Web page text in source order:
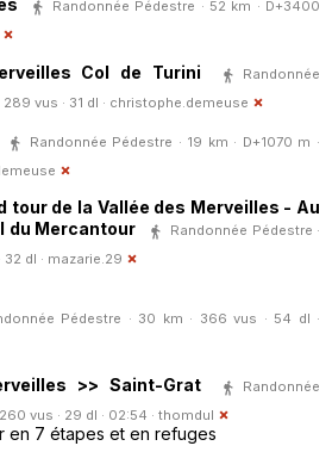
Randonnée Pédestre · 52 km · D+3400
Col de Turini
Randonnée
vus · 31 dl · christophe.demeuse
Randonnée Pédestre · 19 km · D+1070 m ·
tour de la Vallée des Merveilles - Au
du Mercantour
Randonnée Pédestre ·
dl · mazarie.29
Pédestre · 30 km · 366 vus · 54 dl ·
>> Saint-Grat
Randonnée
vus · 29 dl · 02:54 · thomdul
en 7 étapes et en refuges